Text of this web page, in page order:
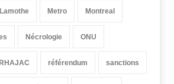
Metro Montreal
Nécrologie ONU
RHAJAC référendum sanctions